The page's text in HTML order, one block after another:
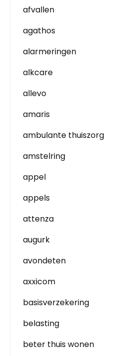
afvallen
agathos
alarmeringen
alkcare
allevo
amaris
ambulante thuiszorg
amstelring
appel
appels
attenza
augurk
avondeten
axxicom
basisverzekering
belasting
beter thuis wonen